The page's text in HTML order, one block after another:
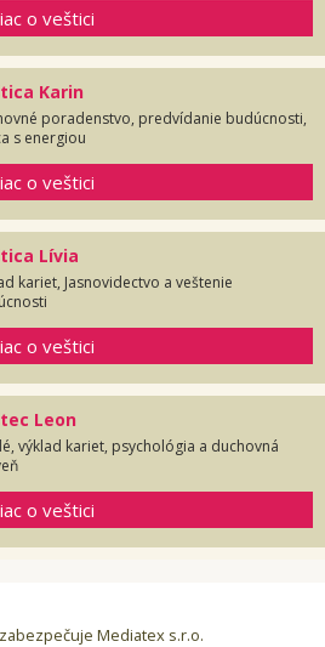
o veštici
Karin
poradenstvo, predvídanie budúcnosti,
s energiou
o veštici
Lívia
kariet, Jasnovidectvo a veštenie
o veštici
Leon
výklad kariet, psychológia a duchovná
o veštici
Mediatex s.r.o.